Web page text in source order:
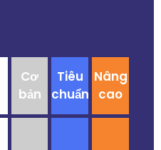
Cơ
bản
Tiêu
chuẩn
Nâng
cao